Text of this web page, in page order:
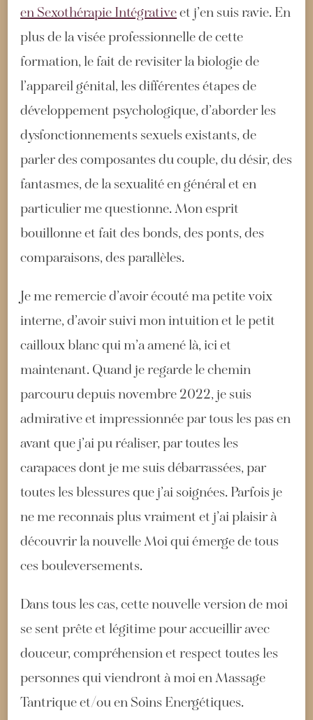
en Sexothérapie Intégrative et j’en suis ravie. En
plus de la visée professionnelle de cette
formation, le fait de revisiter la biologie de
l’appareil génital, les différentes étapes de
développement psychologique, d’aborder les
dysfonctionnements sexuels existants, de
parler des composantes du couple, du désir, des
fantasmes, de la sexualité en général et en
particulier me questionne. Mon esprit
bouillonne et fait des bonds, des ponts, des
comparaisons, des parallèles.
Je me remercie d’avoir écouté ma petite voix
interne, d’avoir suivi mon intuition et le petit
cailloux blanc qui m’a amené là, ici et
maintenant. Quand je regarde le chemin
parcouru depuis novembre 2022, je suis
admirative et impressionnée par tous les pas en
avant que j’ai pu réaliser, par toutes les
carapaces dont je me suis débarrassées, par
toutes les blessures que j’ai soignées. Parfois je
ne me reconnais plus vraiment et j’ai plaisir à
découvrir la nouvelle Moi qui émerge de tous
ces bouleversements.
Dans tous les cas, cette nouvelle version de moi
se sent prête et légitime pour accueillir avec
douceur, compréhension et respect toutes les
personnes qui viendront à moi en Massage
Tantrique et/ou en Soins Energétiques.